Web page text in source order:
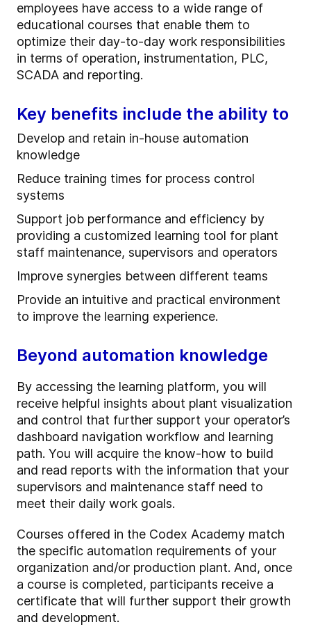
employees have access to a wide range of
educational courses that enable them to
optimize their day-to-day work responsibilities
in terms of operation, instrumentation, PLC,
SCADA and reporting.
Key benefits include the ability to
Develop and retain in-house automation
knowledge
Reduce training times for process control
systems
Support job performance and efficiency by
providing a customized learning tool for plant
staff maintenance, supervisors and operators
Improve synergies between different teams
Provide an intuitive and practical environment
to improve the learning experience.
Beyond automation knowledge
By accessing the learning platform, you will
receive helpful insights about plant visualization
and control that further support your operator’s
dashboard navigation workflow and learning
path. You will acquire the know-how to build
and read reports with the information that your
supervisors and maintenance staff need to
meet their daily work goals.
Courses offered in the Codex Academy match
the specific automation requirements of your
organization and/or production plant. And, once
a course is completed, participants receive a
certificate that will further support their growth
and development.